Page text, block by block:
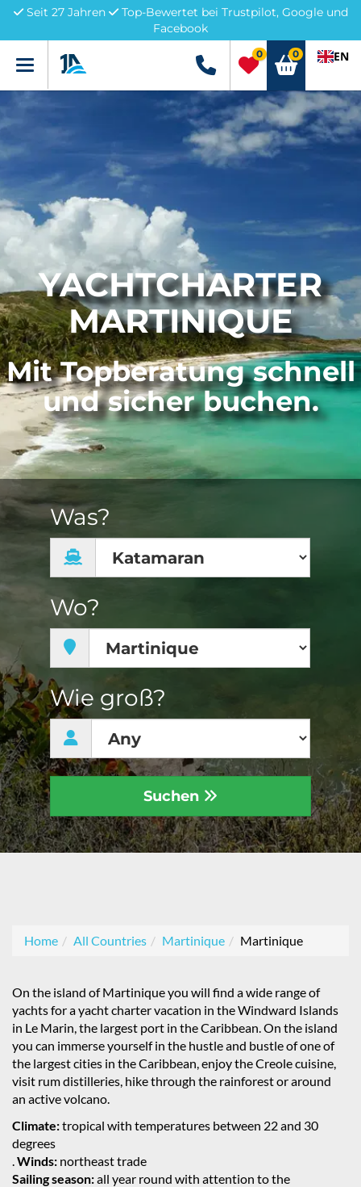
Seit 27 Jahren
Top-Bewertet bei Trustpilot, Google und
Facebook
Menü +49 5741 3222690
0 0 EN
YACHTCHARTER
MARTINIQUE
Mit Topberatung schnell
und sicher buchen.
Was?
Wo?
Wie groß?
Suchen
Home All Countries Martinique Martinique
On the island of Martinique you will find a wide range of
yachts for a yacht charter vacation in the Windward Islands
in Le Marin, the largest port in the Caribbean. On the island
you can immerse yourself in the hustle and bustle of one of
the largest cities in the Caribbean, enjoy the Creole cuisine,
visit rum distilleries, hike through the rainforest or around
an active volcano.
Climate:tropical with temperatures between 22 and 30
degrees
.Winds: northeast trade
Sailing season:all year round with attention to the